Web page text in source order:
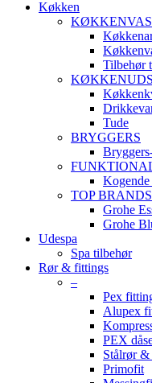
Køkken
Tilbehør
Tude
BRYGGERS
Kogende
TOP BRANDS
Grohe
Grohe
Udespa
Spa tilbehør
Rør & fittings
–
Pex
Alupex
PEX
Stålrør
Primofit